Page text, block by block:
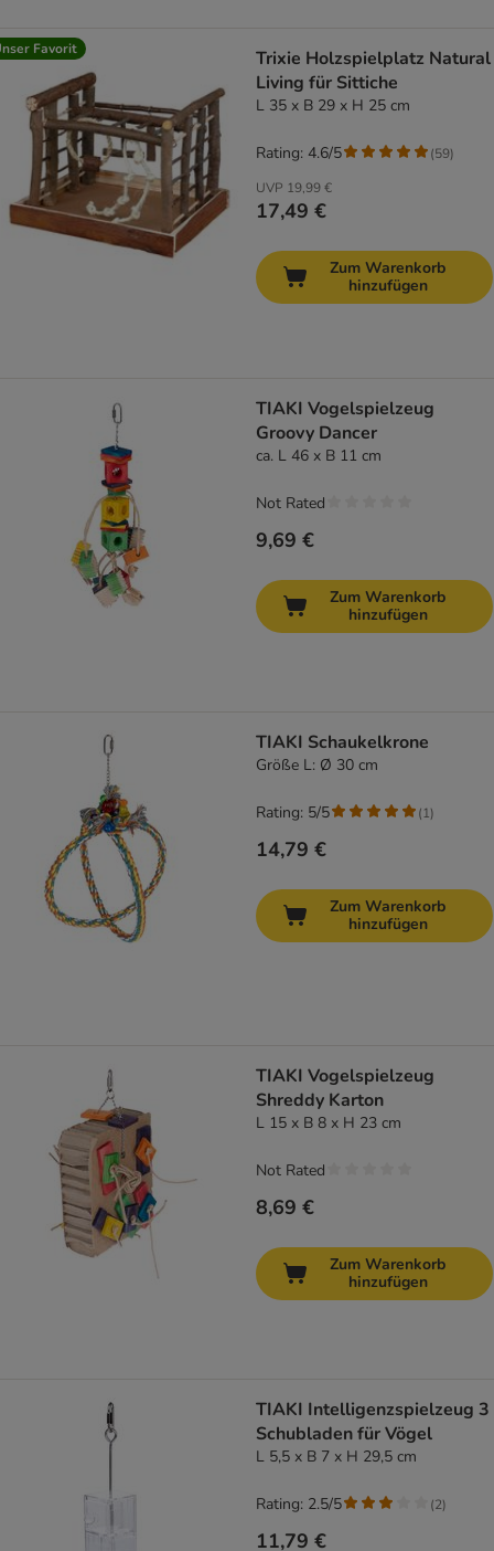
Favorit
Trixie Holzspielplatz Natural
Living für Sittiche
L 35 x B 29 x H 25 cm
UVP 19,99 €
17,49 €
Rating: 4.6/5 (59)
Zum Warenkorb
hinzufügen
TIAKI Vogelspielzeug
Groovy Dancer
ca. L 46 x B 11 cm
9,69 €
Not Rated
Zum Warenkorb
hinzufügen
TIAKI Schaukelkrone
Größe L: Ø 30 cm
14,79 €
Rating: 5/5 (1)
Zum Warenkorb
hinzufügen
TIAKI Vogelspielzeug
Shreddy Karton
L 15 x B 8 x H 23 cm
8,69 €
Not Rated
Zum Warenkorb
hinzufügen
TIAKI Intelligenzspielzeug 3
Schubladen für Vögel
L 5,5 x B 7 x H 29,5 cm
11,79 €
Rating: 2.5/5 (2)